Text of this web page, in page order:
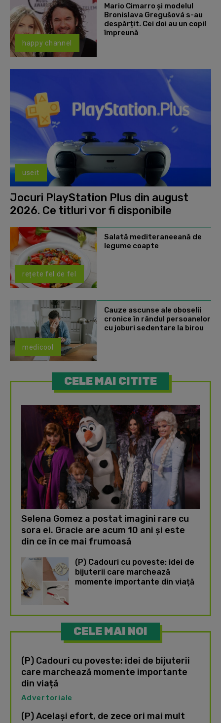
happy channel
Mario Cimarro și modelul
Bronislava Gregušová s-au
despărțit. Cei doi au un copil
împreună
useit
Jocuri PlayStation Plus din august
2026. Ce titluri vor fi disponibile
rețete fel de fel
Salată mediteraneeană de
legume coapte
medicool
Cauze ascunse ale oboselii
cronice în rândul persoanelor
cu joburi sedentare la birou
CELE MAI CITITE
Selena Gomez a postat imagini rare cu
sora ei. Gracie are acum 10 ani și este
din ce în ce mai frumoasă
(P) Cadouri cu poveste: idei de
bijuterii care marchează
momente importante din viață
CELE MAI NOI
(P) Cadouri cu poveste: idei de bijuterii
care marchează momente importante
din viață
Advertoriale
(P) Același efort, de zece ori mai mult